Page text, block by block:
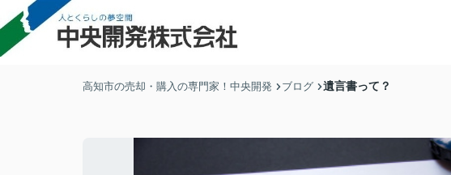
高知市の売却・購入の専門家！中央開発 ブログ 遺言書って？